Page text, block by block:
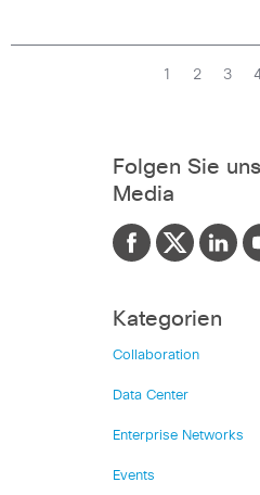
1 2 3
Folgen Sie
Media
Kategorien
Collaboration
Data Center
Enterprise Networks
Events